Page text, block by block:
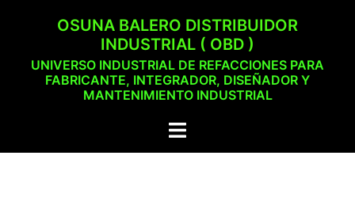
OSUNA BALERO DISTRIBUIDOR
INDUSTRIAL ( OBD )
UNIVERSO INDUSTRIAL DE REFACCIONES PARA
FABRICANTE, INTEGRADOR, DISEÑADOR Y
MANTENIMIENTO INDUSTRIAL
Alternar